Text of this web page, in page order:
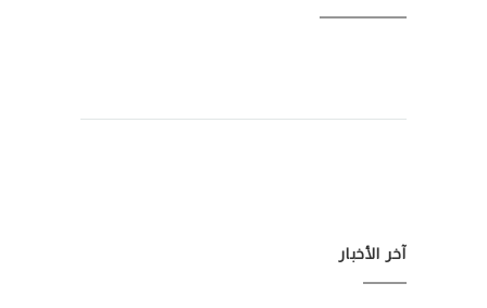
آخر الأخبار